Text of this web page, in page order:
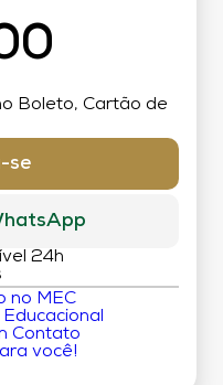
Boleto, Cartão de
se
24h
no MEC
Contato
você!